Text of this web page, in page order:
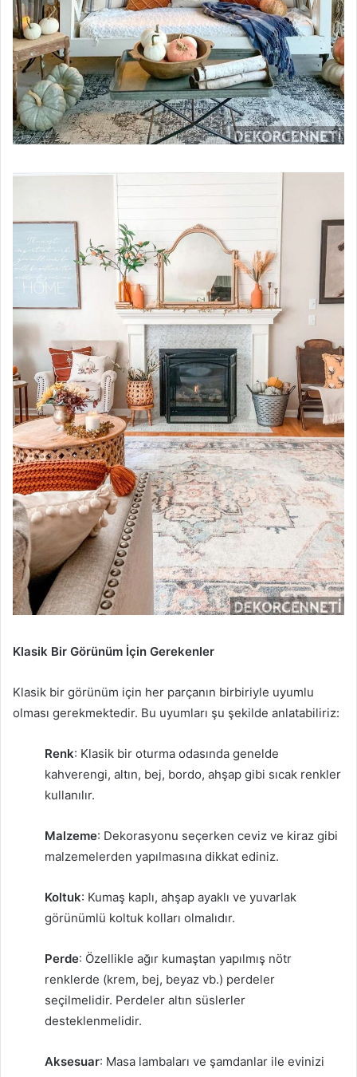
Klasik Bir Görünüm İçin Gerekenler
Klasik bir görünüm için her parçanın birbiriyle uyumlu
olması gerekmektedir. Bu uyumları şu şekilde anlatabiliriz:
Renk: Klasik bir oturma odasında genelde
kahverengi, altın, bej, bordo, ahşap gibi sıcak renkler
kullanılır.
Malzeme: Dekorasyonu seçerken ceviz ve kiraz gibi
malzemelerden yapılmasına dikkat ediniz.
Koltuk: Kumaş kaplı, ahşap ayaklı ve yuvarlak
görünümlü koltuk kolları olmalıdır.
Perde: Özellikle ağır kumaştan yapılmış nötr
renklerde (krem, bej, beyaz vb.) perdeler
seçilmelidir. Perdeler altın süslerler
desteklenmelidir.
Aksesuar: Masa lambaları ve şamdanlar ile evinizi